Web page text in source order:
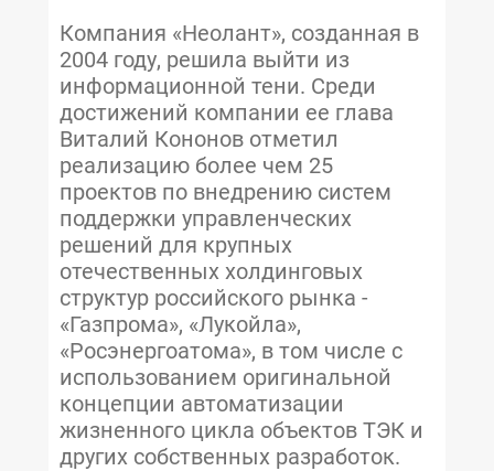
Компания «Неолант», созданная в
2004 году, решила выйти из
информационной тени. Среди
достижений компании ее глава
Виталий Кононов отметил
реализацию более чем 25
проектов по внедрению систем
поддержки управленческих
решений для крупных
отечественных холдинговых
структур российского рынка -
«Газпрома», «Лукойла»,
«Росэнергоатома», в том числе с
использованием оригинальной
концепции автоматизации
жизненного цикла объектов ТЭК и
других собственных разработок.